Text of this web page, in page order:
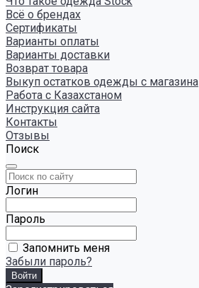
Всё о брендах
Сертификаты
Варианты оплаты
Варианты доставки
Возврат товара
Выкуп остатков одежды с магазина
Работа с Казахстаном
Инструкция сайта
Контакты
Отзывы
Поиск
Логин
Пароль
Запомнить меня
Забыли пароль?